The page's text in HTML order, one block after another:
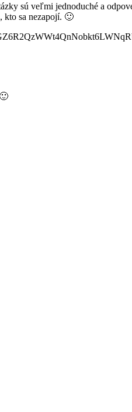
sú veľmi jednoduché a
kto sa nezapojí. 🙂